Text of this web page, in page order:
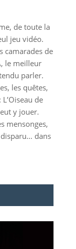
de toute la
jeu vidéo.
camarades de
le meilleur
parler.
les quêtes,
de
y jouer.
mensonges,
dans